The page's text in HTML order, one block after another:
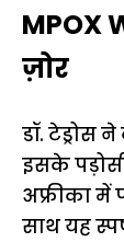
MPOX
ज़ोर
डॉ. टेड्रोस
इसके
अफ्रीका
साथ यह